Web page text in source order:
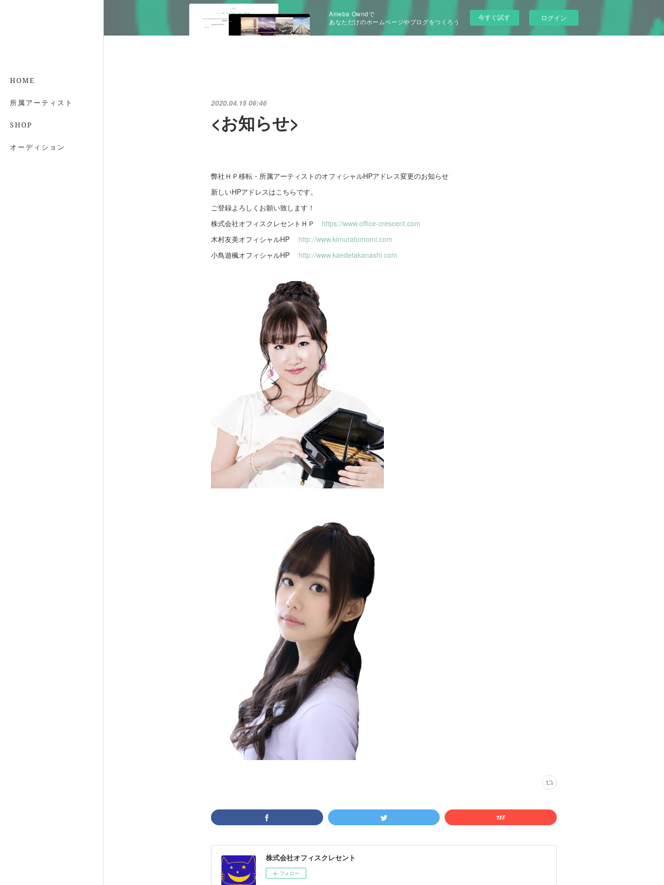
HOME
所属アーティスト
SHOP
オーディション
Ameba Owndで
あなただけのホームページやブログをつくろう
今すぐ試す ログイン
2020.04.15 06:46
<お知らせ>
弊社ＨＰ移転・所属アーティストのオフィシャルHPアドレス変更のお知らせ
新しいHPアドレスはこちらです。
ご登録よろしくお願い致します！
株式会社オフィスクレセントＨＰ https://www.office-crescent.com
木村友美オフィシャルHP http://www.kimuratomomi.com
小鳥遊楓オフィシャルHP
http://www.kaedetakanashi.com
株式会社オフィスクレセント
フォロー